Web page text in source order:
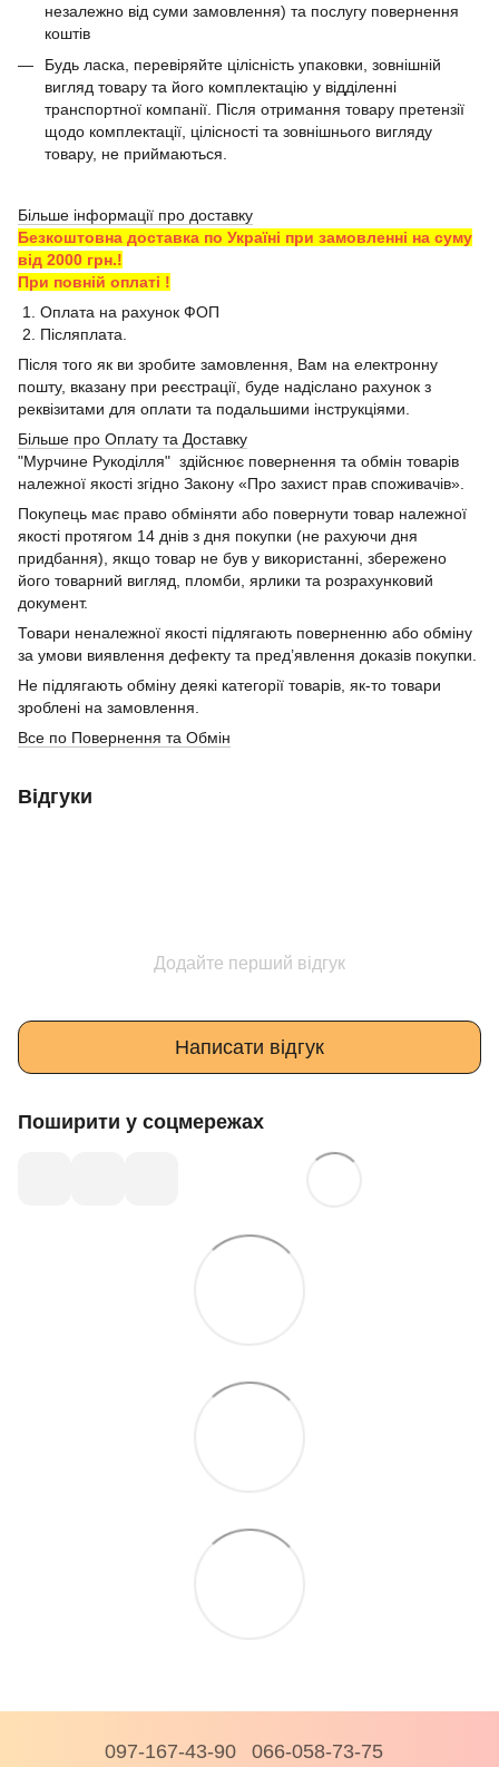
незалежно від суми замовлення) та послугу повернення
коштів
Будь ласка, перевіряйте цілісність упаковки, зовнішній
вигляд товару та його комплектацію у відділенні
транспортної компанії. Після отримання товару претензії
щодо комплектації, цілісності та зовнішнього вигляду
товару, не приймаються.
Більше інформації про доставку
Безкоштовна доставка по Україні при замовленні на суму
від 2000 грн.!
При повній оплаті !
1. Оплата на рахунок ФОП
2. Післяплата.
Після того як ви зробите замовлення, Вам на електронну
пошту, вказану при реєстрації, буде надіслано рахунок з
реквізитами для оплати та подальшими інструкціями.
Більше про Оплату та Доставку
"Мурчине Рукоділля" здійснює повернення та обмін товарів
належної якості згідно Закону «Про захист прав споживачів».
Покупець має право обміняти або повернути товар належної
якості протягом 14 днів з дня покупки (не рахуючи дня
придбання), якщо товар не був у використанні, збережено
його товарний вигляд, пломби, ярлики та розрахунковий
документ.
Товари неналежної якості підлягають поверненню або обміну
за умови виявлення дефекту та пред’явлення доказів покупки.
Не підлягають обміну деякі категорії товарів, як-то товари
зроблені на замовлення.
Все по Повернення та Обмін
Відгуки
Додайте перший відгук
Написати відгук
Поширити у соцмережах
097-167-43-90 066-058-73-75